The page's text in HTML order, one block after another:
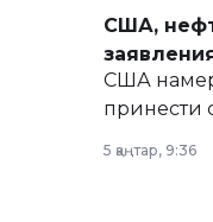
США,
США
принести
5 қаңтар, 9:36